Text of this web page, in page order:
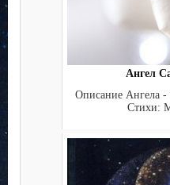
Ангел
Описание Ангела